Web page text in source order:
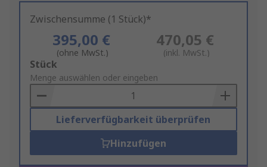
Zwischensumme (1 Stück)*
395,00 €
(ohne MwSt.)
470,05 €
(inkl. MwSt.)
Add
to
Basket
Stück
Menge auswählen oder eingeben
Lieferverfügbarkeit überprüfen
Hinzufügen